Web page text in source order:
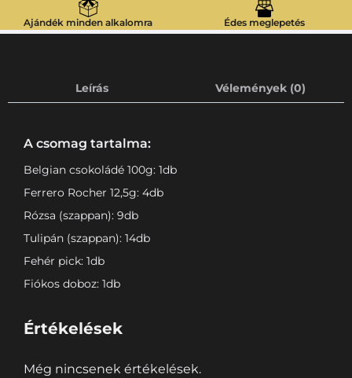
Ajándék minden alkalomra Édes meglepetés
Leírás Vélemények (0)
A csomag tartalma:
Belgian csokoládé 100g: 1db
Ferrero Rocher 12,5g: 4db
Rózsa (szappan): 9db
Tulipán (szappan): 14db
Fehér pick: 1db
Fiókos doboz: 1db
Értékelések
Még nincsenek értékelések.